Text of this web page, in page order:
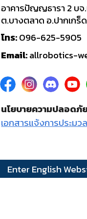
อาคารปัญญธารา 2 บ
ต.บางตลาด อ.ปากเกร็
โทร:096-625-5905
Email:allrobotics-
นโยบายความปลอดภั
เอกสารแจ้งการประม
Enter English